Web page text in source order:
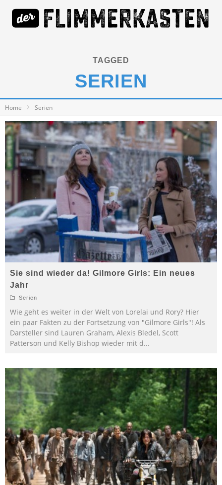
TAGGED
SERIEN
Home Serien
Sie sind wieder da! Gilmore Girls: Ein neues
Jahr
Serien
Wie geht es weiter in der Welt von Lorelai und Rory? Hier
ein paar Fakten zu der Fortsetzung von "Gilmore Girls"! Als
Darsteller sind Lauren Graham, Alexis Bledel, Scott
Patterson und Kelly Bishop wieder mit d...